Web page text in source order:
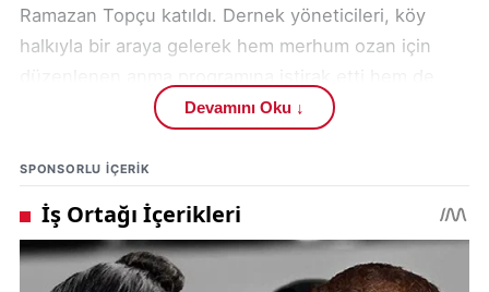
Ramazan Topçu katıldı. Dernek yöneticileri, köy
halkıyla bir araya gelerek hem merhum ozan için
vatandaşlarla sohbet ederek birlik ve beraberlik
Sivas’ın önemli halk ozanlarından biri olarak
hafızalarda yer edinen Ali Doğan için düzenlenen
Mevlid-i Şerif programında Kur’an-ı Kerim tilaveti ve
dualar gerçekleştirildi.
Devamını Oku ↓
SPONSORLU IÇERIK